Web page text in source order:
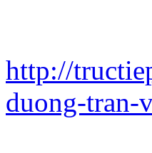
http://
duong-tran-